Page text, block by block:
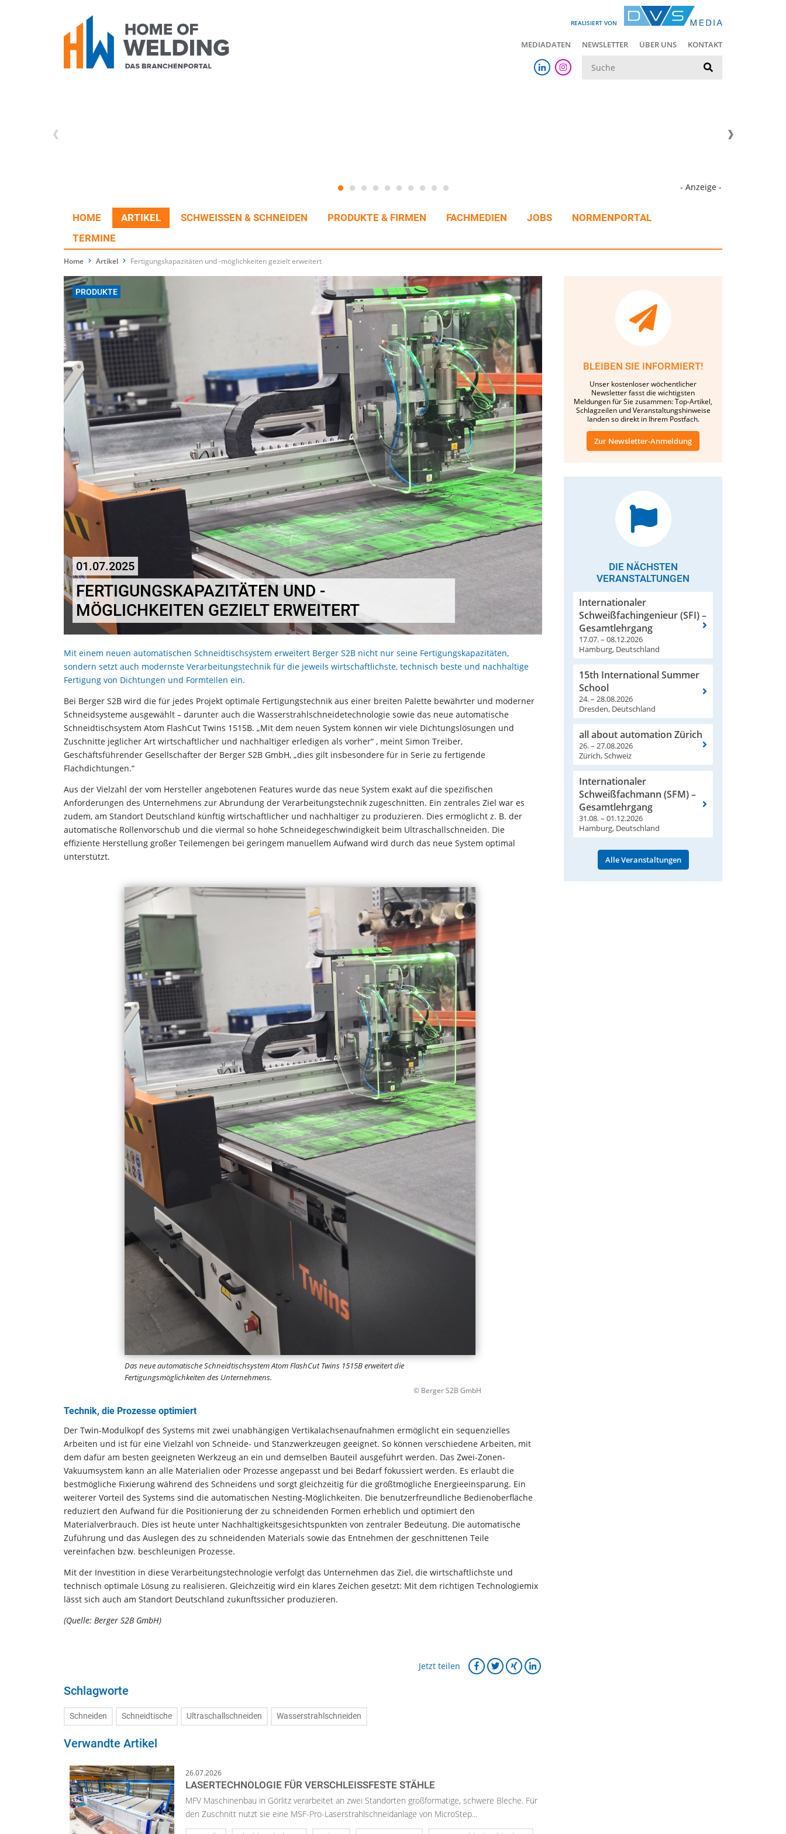
REALISIERT VON
MEDIADATEN NEWSLETTER ÜBER UNS KONTAKT
- Anzeige -
HOME ARTIKEL SCHWEISSEN & SCHNEIDEN PRODUKTE & FIRMEN FACHMEDIEN JOBS
NORMENPORTAL
TERMINE
Home Artikel Fertigungskapazitäten und -möglichkeiten gezielt erweitert
PRODUKTE
01.07.2025
FERTIGUNGSKAPAZITÄTEN UND -
MÖGLICHKEITEN GEZIELT ERWEITERT
Mit einem neuen automatischen Schneidtischsystem erweitert Berger S2B nicht nur seine Fertigungskapazitäten,
sondern setzt auch modernste Verarbeitungstechnik für die jeweils wirtschaftlichste, technisch beste und nachhaltige
Fertigung von Dichtungen und Formteilen ein.
Bei Berger S2B wird die für jedes Projekt optimale Fertigungstechnik aus einer breiten Palette bewährter und moderner
Schneidsysteme ausgewählt – darunter auch die Wasserstrahlschneidetechnologie sowie das neue automatische
Schneidtischsystem Atom FlashCut Twins 1515B. „Mit dem neuen System können wir viele Dichtungslösungen und
Zuschnitte jeglicher Art wirtschaftlicher und nachhaltiger erledigen als vorher“ , meint Simon Treiber,
Geschäftsführender Gesellschafter der Berger S2B GmbH, „dies gilt insbesondere für in Serie zu fertigende
Flachdichtungen.“
Aus der Vielzahl der vom Hersteller angebotenen Features wurde das neue System exakt auf die spezifischen
Anforderungen des Unternehmens zur Abrundung der Verarbeitungstechnik zugeschnitten. Ein zentrales Ziel war es
zudem, am Standort Deutschland künftig wirtschaftlicher und nachhaltiger zu produzieren. Dies ermöglicht z. B. der
automatische Rollenvorschub und die viermal so hohe Schneidegeschwindigkeit beim Ultraschallschneiden. Die
effiziente Herstellung großer Teilemengen bei geringem manuellem Aufwand wird durch das neue System optimal
unterstützt.
Das neue automatische Schneidtischsystem Atom FlashCut Twins 1515B erweitert die
Fertigungsmöglichkeiten des Unternehmens.
© Berger S2B GmbH
Technik, die Prozesse optimiert
Der Twin-Modulkopf des Systems mit zwei unabhängigen Vertikalachsenaufnahmen ermöglicht ein sequenzielles
Arbeiten und ist für eine Vielzahl von Schneide- und Stanzwerkzeugen geeignet. So können verschiedene Arbeiten, mit
dem dafür am besten geeigneten Werkzeug an ein und demselben Bauteil ausgeführt werden. Das Zwei-Zonen-
Vakuumsystem kann an alle Materialien oder Prozesse angepasst und bei Bedarf fokussiert werden. Es erlaubt die
bestmögliche Fixierung während des Schneidens und sorgt gleichzeitig für die größtmögliche Energieeinsparung. Ein
weiterer Vorteil des Systems sind die automatischen Nesting-Möglichkeiten. Die benutzerfreundliche Bedienoberfläche
reduziert den Aufwand für die Positionierung der zu schneidenden Formen erheblich und optimiert den
Materialverbrauch. Dies ist heute unter Nachhaltigkeitsgesichtspunkten von zentraler Bedeutung. Die automatische
Zuführung und das Auslegen des zu schneidenden Materials sowie das Entnehmen der geschnittenen Teile
vereinfachen bzw. beschleunigen Prozesse.
Mit der Investition in diese Verarbeitungstechnologie verfolgt das Unternehmen das Ziel, die wirtschaftlichste und
technisch optimale Lösung zu realisieren. Gleichzeitig wird ein klares Zeichen gesetzt: Mit dem richtigen Technologiemix
lässt sich auch am Standort Deutschland zukunftssicher produzieren.
(Quelle: Berger S2B GmbH)
Jetzt teilen
Schlagworte
Schneiden Schneidtische Ultraschallschneiden Wasserstrahlschneiden
Verwandte Artikel
26.07.2026
LASERTECHNOLOGIE FÜR VERSCHLEISSFESTE STÄHLE
MFV Maschinenbau in Görlitz verarbeitet an zwei Standorten großformatige, schwere Bleche. Für
den Zuschnitt nutzt sie eine MSF-Pro-Laserstrahlschneidanlage von MicroStep...
BLEIBEN SIE INFORMIERT!
Unser kostenloser wöchentlicher
Newsletter fasst die wichtigsten
Meldungen für Sie zusammen: Top-Artikel,
Schlagzeilen und Veranstaltungshinweise
landen so direkt in Ihrem Postfach.
Zur Newsletter-Anmeldung
DIE NÄCHSTEN
VERANSTALTUNGEN
Internationaler
Schweißfachingenieur (SFI) –
Gesamtlehrgang
17.07. – 08.12.2026
Hamburg, Deutschland
15th International Summer
School
24. – 28.08.2026
Dresden, Deutschland
all about automation Zürich
26. – 27.08.2026
Zürich, Schweiz
Internationaler
Schweißfachmann (SFM) –
Gesamtlehrgang
31.08. – 01.12.2026
Hamburg, Deutschland
Alle Veranstaltungen